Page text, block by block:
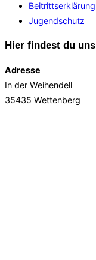
Beitrittserklärung
Jugendschutz
Hier findest du uns
Adresse
In der Weihendell
35435 Wettenberg